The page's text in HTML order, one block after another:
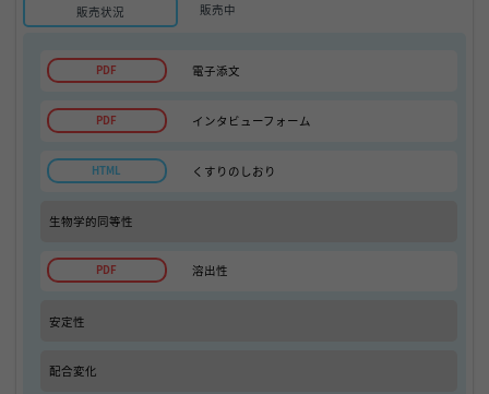
販売状況 販売中
電子添文
インタビューフォーム
くすりのしおり
生物学的同等性
溶出性
安定性
配合変化